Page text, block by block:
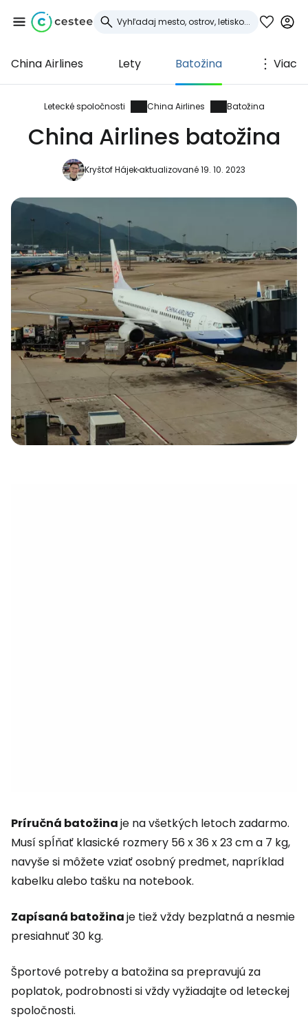
China Airlines Lety Batožina Viac
Letecké spoločnosti China Airlines Batožina
China Airlines batožina
Kryštof Hájekaktualizované 19. 10. 2023
Príručná batožinaje na všetkých letoch zadarmo.
Musí spĺňať klasické rozmery 56 x 36 x 23 cm a 7 kg,
navyše si môžete vziať osobný predmet, napríklad
kabelku alebo tašku na notebook.
Zapísaná batožinaje tiež vždy bezplatná a nesmie
presiahnuť 30 kg.
Športové potreby a batožina sa prepravujú za
poplatok, podrobnosti si vždy vyžiadajte od leteckej
spoločnosti.
Prihláste sa do
služby Cestee
... celosvetovej komunity cestovateľov
Pokračovať na Facebooku
Pokračovať s e-mailom